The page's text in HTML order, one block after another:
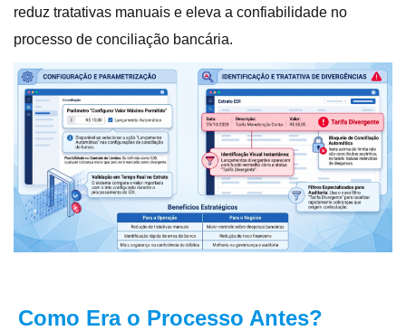
reduz tratativas manuais e eleva a confiabilidade no
processo de conciliação bancária.
Como Era o Processo Antes?